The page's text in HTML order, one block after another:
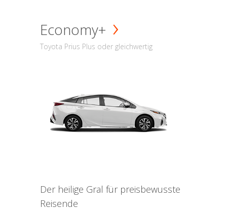
Economy+
Toyota Prius Plus oder gleichwertig
Der heilige Gral für preisbewusste
Reisende